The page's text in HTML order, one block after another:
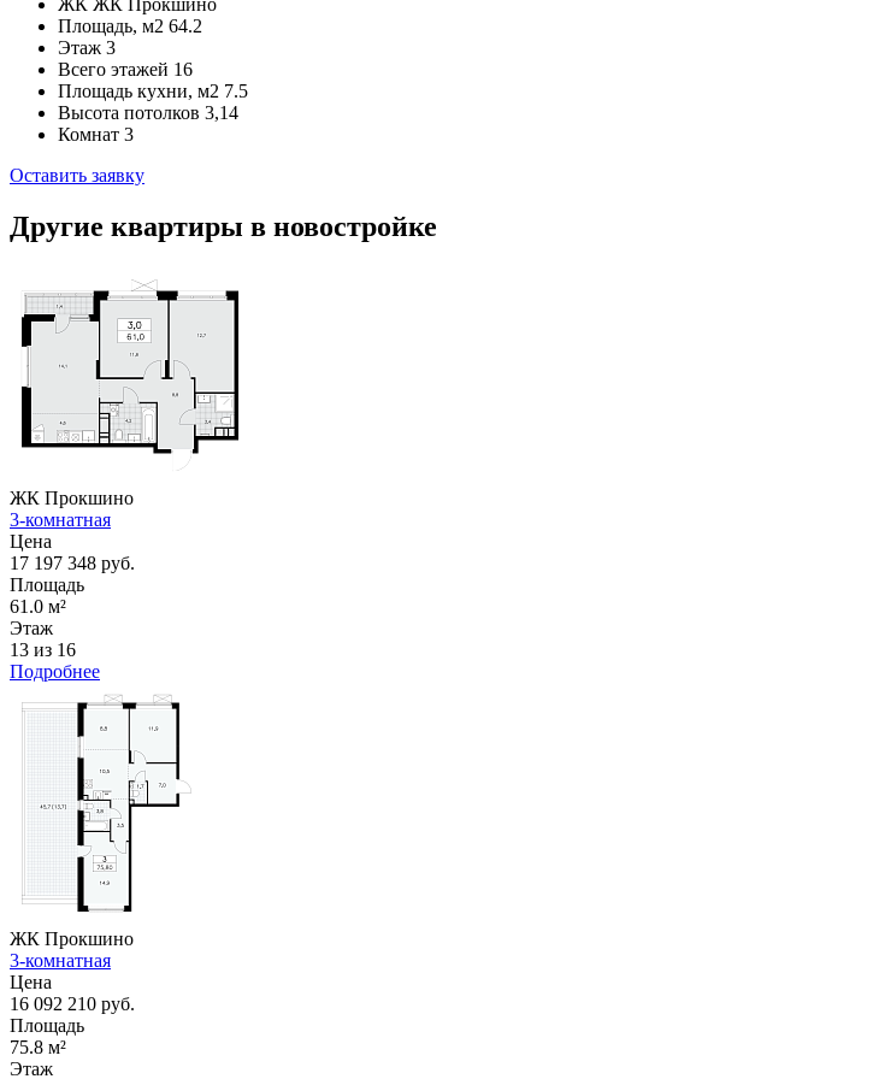
Площадь, м2 64.2
Этаж 3
Всего этажей 16
Площадь кухни, м2 7.5
Высота потолков 3,14
Комнат 3
Оставить заявку
Другие квартиры в новостройке
ЖК Прокшино
3-комнатная
Цена
17 197 348 руб.
Площадь
61.0 м²
Этаж
13 из 16
Подробнее
ЖК Прокшино
3-комнатная
Цена
16 092 210 руб.
Площадь
75.8 м²
Этаж